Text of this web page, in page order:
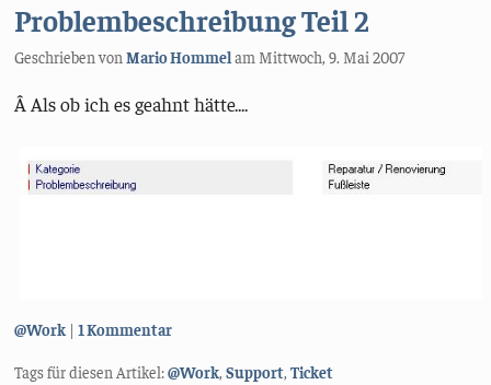
Problembeschreibung Teil 2
Geschrieben vonMario Hommelam Mittwoch, 9. Mai 2007
Â Als ob ich es geahnt hätte....
Kategorien:
@Work 1 Kommentar
Tags für diesen Artikel:@Work,Support,Ticket